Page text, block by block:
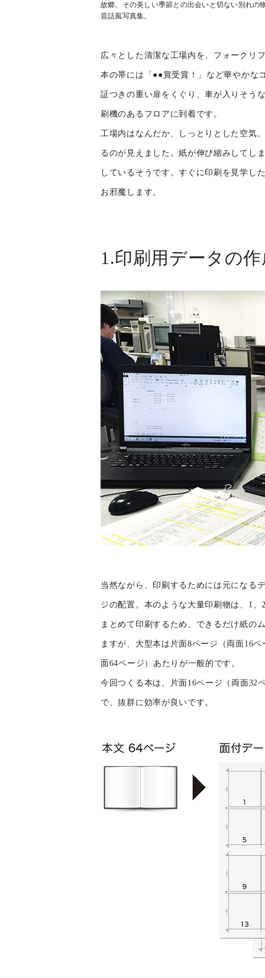
故郷、その美しい季節との出会いと切ない別れの
昔話風写真集。
広々とした清潔な工場内を、フォークリ
本の帯には「●●賞受賞！」など華やかな
証つきの重い扉をくぐり、車が入りそう
刷機のあるフロアに到着です。
工場内はなんだか、しっとりとした空気
るのが見えました。紙が伸び縮みしてし
しているそうです。すぐに印刷を見学し
お邪魔します。
1.印刷用データの
当然ながら、印刷するためには元になる
ジの配置。本のような大量印刷物は、1
まとめて印刷するため、できるだけ紙の
ますが、大型本は片面8ページ（両面16
面64ページ）あたりが一般的です。
今回つくる本は、片面16ページ（両面32
で、抜群に効率が良いです。